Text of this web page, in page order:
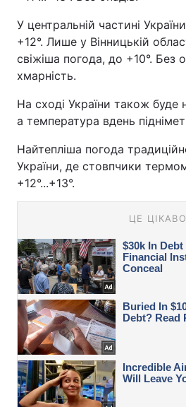
У центральній частині
+12°. Лише у Вінницькій
свіжіша погода, до +10°. Без
хмарність.
На сході України також буде
а температура вдень
Найтепліша погода
України, де стовпчики
+12°...+13°.